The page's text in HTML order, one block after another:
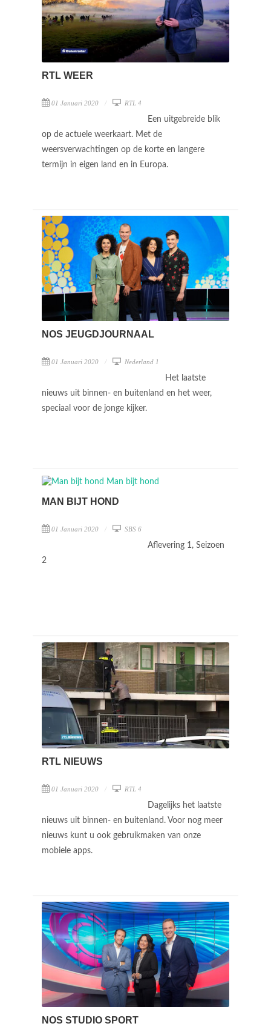
RTL WEER
01 Januari 2020 RTL 4
Een uitgebreide blik
op de actuele weerkaart. Met de
weersverwachtingen op de korte en langere
termijn in eigen land en in Europa.
NOS JEUGDJOURNAAL
01 Januari 2020 Nederland 1
Het laatste
nieuws uit binnen- en buitenland en het weer,
speciaal voor de jonge kijker.
MAN BIJT HOND
01 Januari 2020 SBS 6
Aflevering 1, Seizoen
2
RTL NIEUWS
01 Januari 2020 RTL 4
Dagelijks het laatste
nieuws uit binnen- en buitenland. Voor nog meer
nieuws kunt u ook gebruikmaken van onze
mobiele apps.
NOS STUDIO SPORT